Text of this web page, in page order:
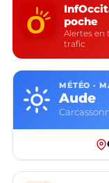
poche
Alertes en
trafic
MÉTÉO ·
Aude